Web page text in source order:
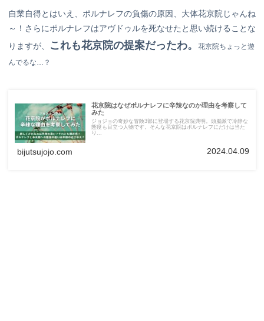
自業自得とはいえ、ポルナレフの負傷の原因、大体花京院じゃんね
～！さらにポルナレフはアヴドゥルを死なせたと思い続けることな
りますが、
これも花京院の提案だったわ。
花京院ちょっと遊
んでるな…？
花京院はなぜポルナレフに辛辣なのか理由を考察して
みた
ジョジョの奇妙な冒険3部に登場する花京院典明。頭脳派で冷静な
態度も目立つ人物です。そんな花京院はポルナレフにだけは当た
り...
bijutsujojo.com 2024.04.09